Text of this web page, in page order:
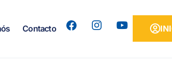
Contacto
Y
o